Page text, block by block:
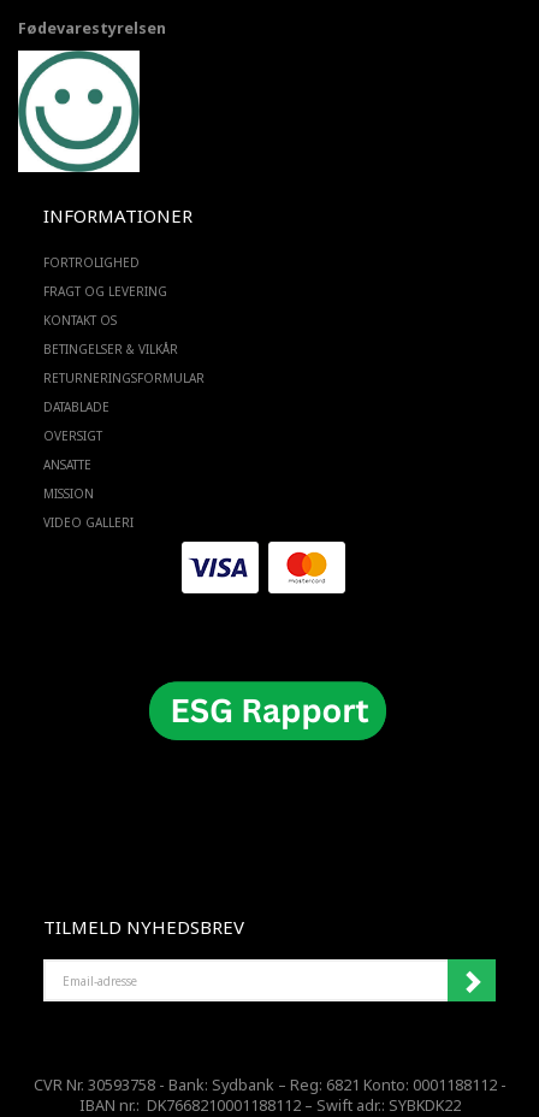
Fødevarestyrelsen
INFORMATIONER
FORTROLIGHED
FRAGT OG LEVERING
KONTAKT OS
BETINGELSER & VILKÅR
RETURNERINGSFORMULAR
DATABLADE
OVERSIGT
ANSATTE
MISSION
VIDEO GALLERI
TILMELD NYHEDSBREV
ADRESSE
CVR Nr. 30593758 - Bank: Sydbank – Reg: 6821 Konto: 0001188112 -
IBAN nr.: DK7668210001188112 – Swift adr.: SYBKDK22